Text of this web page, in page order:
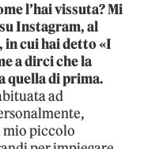
l’hai vissuta? Mi
Instagram, al
in cui hai detto «I
a dirci che la
quella di prima.
ad
mio piccolo